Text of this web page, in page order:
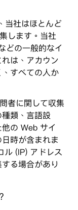
当社はほとんど
します。当社
どの一般的なイ
は、アカウン
すべての人か
者に関して収集
類、言語設
の Web サイ
時が含まれま
ル (IP) アドレス
る場合があり